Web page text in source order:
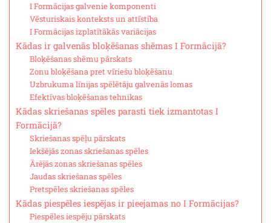
I Formācijas galvenie komponenti
Vēsturiskais konteksts un attīstība
I Formācijas izplatītākās variācijas
Kādas ir galvenās bloķēšanas shēmas I Formācijā?
Bloķēšanas shēmu pārskats
Zonu bloķēšana pret vīriešu bloķēšanu
Uzbrukuma līnijas spēlētāju galvenās lomas
Efektīvas bloķēšanas tehnikas
Kādas skriešanas spēles parasti tiek izmantotas I
Formācijā?
Skriešanas spēļu pārskats
Iekšējās zonas skriešanas spēles
Ārējās zonas skriešanas spēles
Jaudas skriešanas spēles
Pretspēles skriešanas spēles
Kādas piespēles iespējas ir pieejamas no I Formācijas?
Piespēles iespēju pārskats